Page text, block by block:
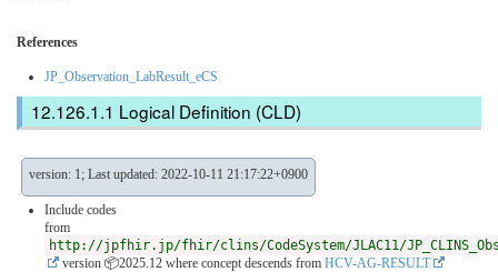
References
JP_Observation_LabResult_eCS
Logical Definition (CLD)
version: 1; Last updated: 2022-10-11 21:17:22+0900
Include codes
from
http://jpfhir.jp/fhir/clins/CodeSystem/JLAC11/
version 📦2025.12 where concept descends from HCV-AG-RESULT